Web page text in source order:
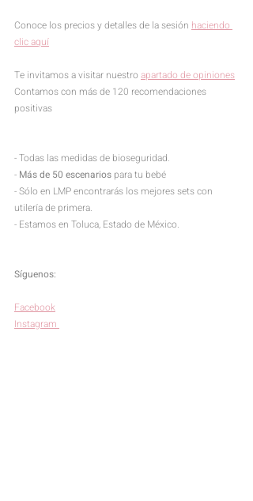
Conoce los precios y detalles de la sesión haciendo
clic aquí
Te invitamos a visitar nuestro apartado de opiniones
Contamos con más de 120 recomendaciones
positivas
- Todas las medidas de bioseguridad.
- Más de 50 escenarios para tu bebé
- Sólo en LMP encontrarás los mejores sets con
utilería de primera.
- Estamos en Toluca, Estado de México.
Síguenos:
Facebook
Instagram